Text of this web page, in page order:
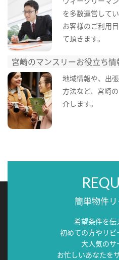
を多数運営してい
お客様のご利用
て頂きます。
宮崎のマンスリーお役立ち情
地域情報や、出
方法など、宮崎
介します。
簡単物件
希望条件を伝
初めての方やリピ
大人気のサ
お忙しいあなたを